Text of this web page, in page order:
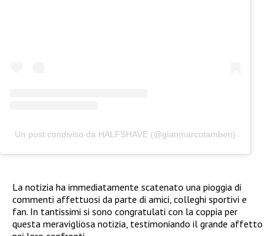
Un post condiviso da HALFSHAVE (@gianmarcotamberi)
La notizia ha immediatamente scatenato una pioggia di
commenti affettuosi da parte di amici, colleghi sportivi e
fan. In tantissimi si sono congratulati con la coppia per
questa meravigliosa notizia, testimoniando il grande affetto